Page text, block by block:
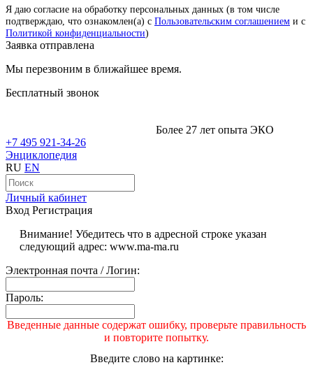
Я даю согласие на обработку персональных данных (в том числе
подтверждаю, что ознакомлен(а) с Пользовательским соглашением и с
Политикой конфиденциальности)
Заявка отправлена
Мы перезвоним в ближайшее время.
Бесплатный звонок
Более 27 лет опыта ЭКО
+7 495 921-34-26
Энциклопедия
RU EN
Личный кабинет
Вход Регистрация
Внимание! Убедитесь что в адресной строке указан
следующий адрес: www.ma-ma.ru
Электронная почта / Логин:
Пароль:
Введенные данные содержат ошибку, проверьте правильность
и повторите попытку.
Введите слово на картинке: